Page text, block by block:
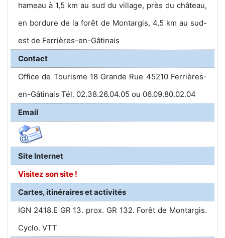
hameau à 1,5 km au sud du village, près du château,
en bordure de la forêt de Montargis, 4,5 km au sud-
est de Ferrières-en-Gâtinais
Contact
Office de Tourisme 18 Grande Rue 45210 Ferrières-
en-Gâtinais Tél. 02.38.26.04.05 ou 06.09.80.02.04
Email
Site Internet
Visitez son site !
Cartes, itinéraires et activités
IGN 2418.E GR 13. prox. GR 132. Forêt de Montargis.
Cyclo. VTT